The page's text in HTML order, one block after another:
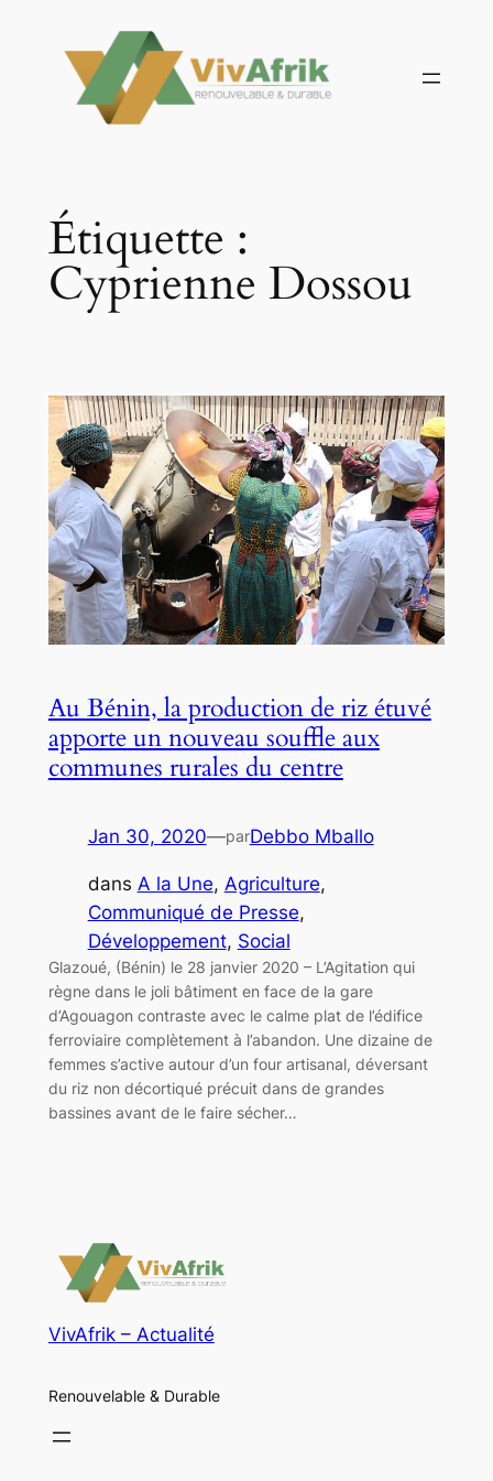
contenu
Étiquette :
Cyprienne Dossou
Au Bénin, la production de riz étuvé
apporte un nouveau souffle aux
communes rurales du centre
Jan 30, 2020—parDebbo Mballo
dans A la Une, Agriculture
Communiqué de Presse
Développement, Social
Glazoué, (Bénin) le 28 janvier 2020 – L’Agitation qui
règne dans le joli bâtiment en face de la gare
d’Agouagon contraste avec le calme plat de l’édifice
ferroviaire complètement à l’abandon. Une dizaine de
femmes s’active autour d’un four artisanal, déversant
du riz non décortiqué précuit dans de grandes
bassines avant de le faire sécher…
VivAfrik – Actualité
Renouvelable & Durable